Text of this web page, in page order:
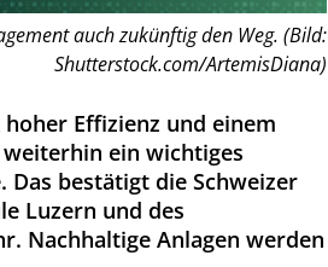
auch zukünftig den Weg. (Bild:
Shutterstock.com/ArtemisDiana)
Effizienz und einem
ein wichtiges
Das bestätigt die Schweizer
Luzern und des
Nachhaltige Anlagen werden